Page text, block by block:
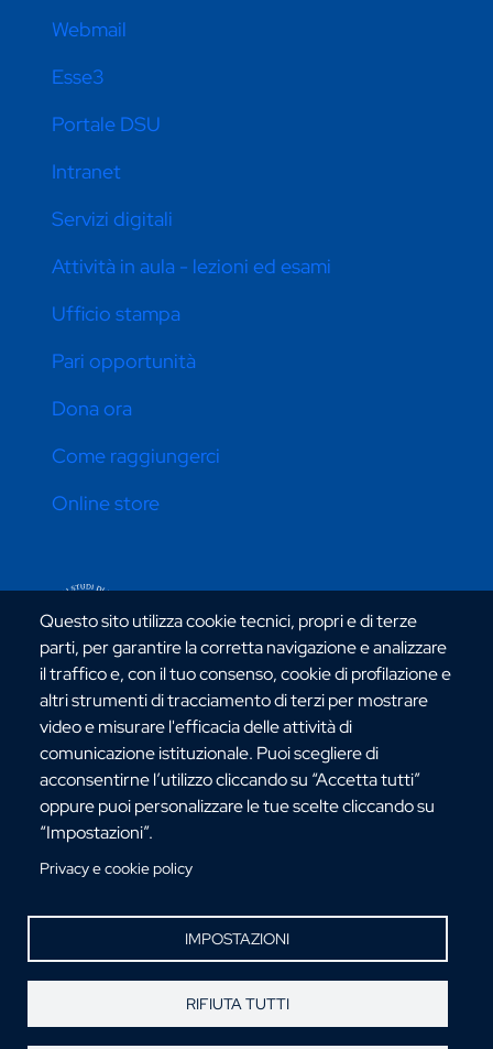
Questo sito utilizza cookie tecnici, propri e di terze
parti, per garantire la corretta navigazione e analizzare
il traffico e, con il tuo consenso, cookie di profilazione e
altri strumenti di tracciamento di terzi per mostrare
video e misurare l'efficacia delle attività di
comunicazione istituzionale. Puoi scegliere di
acconsentirne l’utilizzo cliccando su “Accetta tutti”
oppure puoi personalizzare le tue scelte cliccando su
“Impostazioni”.
Privacy e cookie policy
IMPOSTAZIONI
RIFIUTA TUTTI
CONTATTI ATENEO
Via dell'Università, 25 - 89124 Reggio Calabria
C.F. 80006510806
URP:urp@unirc.it
PEC:amministrazione@pec.unirc.it
©Copyright 2025 - Università degli Studi
Mediterranea di Reggio Calabria
Webmail
Esse3
Portale DSU
Intranet
Servizi digitali
Attività in aula - lezioni ed esami
Ufficio stampa
Pari opportunità
Dona ora
Come raggiungerci
Online store